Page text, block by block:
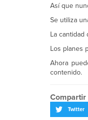
Así que
Se utiliza
La
Los planes
Ahora
contenido.
Compartir
Twitter